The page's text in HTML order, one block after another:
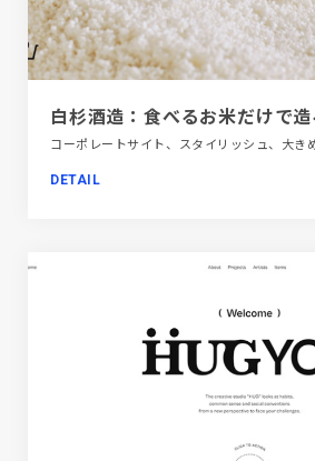
白杉酒造：食べるお米だけで
DETAIL